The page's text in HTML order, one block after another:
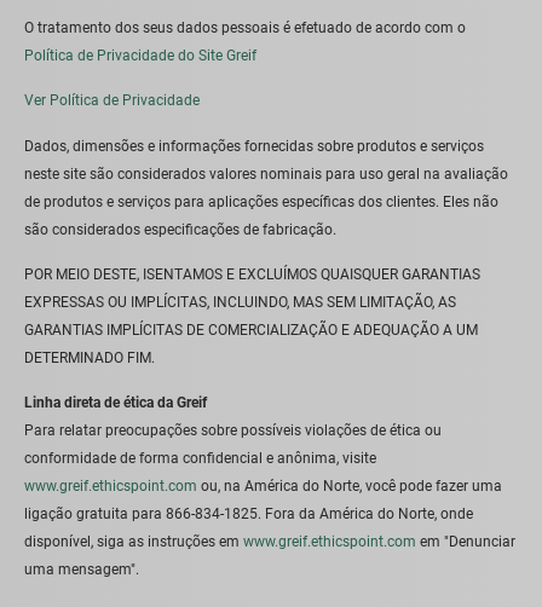
O tratamento dos seus dados pessoais é efetuado de acordo com o
Política de Privacidade do Site Greif
Ver Política de Privacidade
Dados, dimensões e informações fornecidas sobre produtos e serviços
neste site são considerados valores nominais para uso geral na avaliação
de produtos e serviços para aplicações específicas dos clientes. Eles não
são considerados especificações de fabricação.
POR MEIO DESTE, ISENTAMOS E EXCLUÍMOS QUAISQUER GARANTIAS
EXPRESSAS OU IMPLÍCITAS, INCLUINDO, MAS SEM LIMITAÇÃO, AS
GARANTIAS IMPLÍCITAS DE COMERCIALIZAÇÃO E ADEQUAÇÃO A UM
DETERMINADO FIM.
Linha direta de ética da Greif
Para relatar preocupações sobre possíveis violações de ética ou
conformidade de forma confidencial e anônima, visite
www.greif.ethicspoint.com ou, na América do Norte, você pode fazer uma
ligação gratuita para 866-834-1825. Fora da América do Norte, onde
disponível, siga as instruções em www.greif.ethicspoint.com em "Denunciar
uma mensagem".